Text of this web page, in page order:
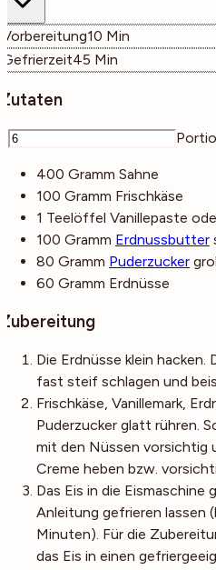
Vorbereitung10 Minuten
Min
Gefrierzeit45 Minuten
Min
Zutaten
400 Gramm Sahne
100 Gramm Frischkäse
1 Teelöffel Vanillepaste
100 Gramm Erdnussbutter
80 Gramm Puderzucker
60 Gramm Erdnüsse
Zubereitung
Die Erdnüsse klein hacken.
fast steif schlagen und
Frischkäse, Vanillemark,
Puderzucker glatt rühren.
mit den Nüssen vorsichtig
Creme heben bzw.
Das Eis in die Eismaschine
Anleitung gefrieren lassen
Minuten). Für die
das Eis in einen